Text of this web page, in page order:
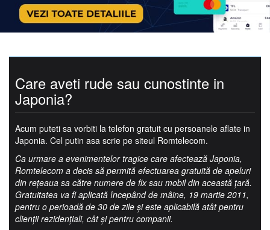
Care aveti rude sau cunostinte in
Japonia?
Acum puteti sa vorbiti la telefon gratuit cu persoanele aflate in
Japonia. Cel putin asa scrie pe siteul Romtelecom.
Ca urmare a evenimentelor tragice care afectează Japonia,
Romtelecom a decis să permită efectuarea gratuită de apeluri
din reţeaua sa către numere de fix sau mobil din această ţară.
Gratuitatea va fi aplicată începând de mâine, 19 martie 2011,
pentru o perioadă de 30 de zile şi este aplicabilă atât pentru
clienţii rezidenţiali, cât şi pentru companii.